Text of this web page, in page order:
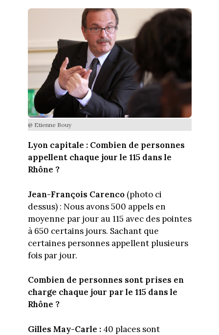
@ Etienne Bouy
Lyon capitale : Combien de personnes
appellent chaque jour le 115 dans le
Rhône ?
Jean-François Carenco(photo ci
dessus) : Nous avons 500 appels en
moyenne par jour au 115 avec des pointes
à 650 certains jours. Sachant que
certaines personnes appellent plusieurs
fois par jour.
Combien de personnes sont prises en
charge chaque jour par le 115 dans le
Rhône ?
Gilles May-Carle : 40 places sont